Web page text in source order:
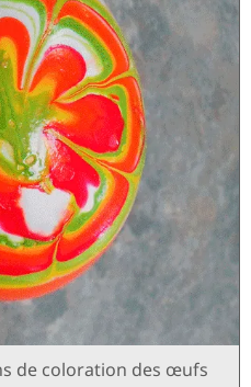
de coloration des œufs